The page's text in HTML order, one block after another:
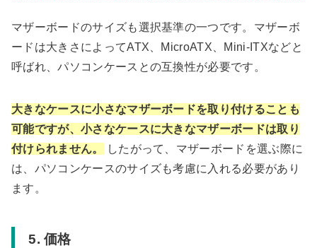
マザーボードのサイズも選択基準の一つです。マザーボ
ードは大きさによってATX、MicroATX、Mini-ITXなどと
呼ばれ、パソコンケースとの互換性が必要です。
大きなケースに小さなマザーボードを取り付けることも
可能ですが、小さなケースに大きなマザーボードは取り
付けられません。
したがって、マザーボードを選ぶ際に
は、パソコンケースのサイズも考慮に入れる必要があり
ます。
5. 価格